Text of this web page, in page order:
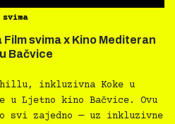
svima x Kino Mediteran
Bačvice
inkluzivna Koke u
u Ljetno kino Bačvice. Ovu
svi zajedno — uz inkluzivne